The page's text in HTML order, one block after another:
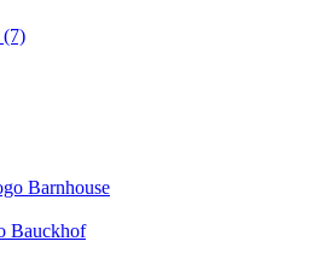
(7)